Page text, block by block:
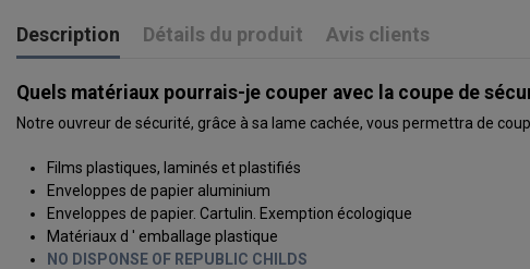
Description Détails du produit Avis clients
Quels matériaux pourrais-je couper avec la coupe de
Notre ouvreur de sécurité, grâce à sa lame cachée, vous permettra de
Films plastiques, laminés et plastifiés
Enveloppes de papier aluminium
Enveloppes de papier. Cartulin. Exemption écologique
Matériaux d ' emballage plastique
NO DISPONSE OF REPUBLIC CHILDS